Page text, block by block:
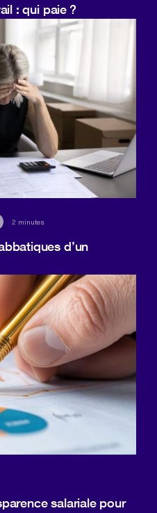
: qui paie ?
2 minutes
d’un
salariale pour